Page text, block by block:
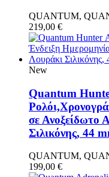
QUANTUM,
219,00 €
New
Quantum
σε Ανοξείδωτο
Σιλικόνης, 44
QUANTUM,
199,00 €